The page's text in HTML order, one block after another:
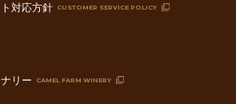
対応方針 CUSTOMER SERVICE POLICY
リー CAMEL FARM WINERY